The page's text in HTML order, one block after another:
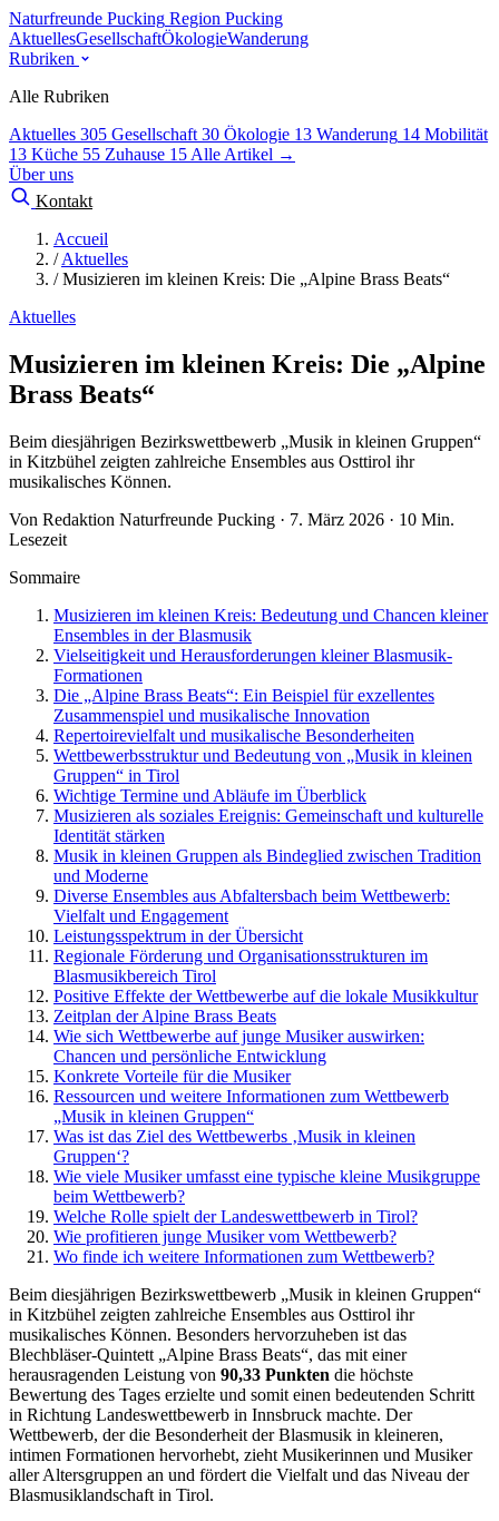
Naturfreunde Pucking Region Pucking
AktuellesGesellschaftÖkologieWanderung
Rubriken
Alle Rubriken
Aktuelles 305 Gesellschaft 30 Ökologie 13 Wanderung 14 Mobilität
13 Küche 55 Zuhause 15 Alle Artikel →
Über uns
Kontakt
Accueil
/ Aktuelles
/ Musizieren im kleinen Kreis: Die „Alpine Brass Beats“
Aktuelles
Musizieren im kleinen Kreis: Die „Alpine
Brass Beats“
Beim diesjährigen Bezirkswettbewerb „Musik in kleinen Gruppen“
in Kitzbühel zeigten zahlreiche Ensembles aus Osttirol ihr
musikalisches Können.
Von Redaktion Naturfreunde Pucking · 7. März 2026 · 10 Min.
Lesezeit
Sommaire
Musizieren im kleinen Kreis: Bedeutung und Chancen kleiner
Ensembles in der Blasmusik
Vielseitigkeit und Herausforderungen kleiner Blasmusik-
Formationen
Die „Alpine Brass Beats“: Ein Beispiel für exzellentes
Zusammenspiel und musikalische Innovation
Repertoirevielfalt und musikalische Besonderheiten
Wettbewerbsstruktur und Bedeutung von „Musik in kleinen
Gruppen“ in Tirol
Wichtige Termine und Abläufe im Überblick
Musizieren als soziales Ereignis: Gemeinschaft und kulturelle
Identität stärken
Musik in kleinen Gruppen als Bindeglied zwischen Tradition
und Moderne
Diverse Ensembles aus Abfaltersbach beim Wettbewerb:
Vielfalt und Engagement
Leistungsspektrum in der Übersicht
Regionale Förderung und Organisationsstrukturen im
Blasmusikbereich Tirol
Positive Effekte der Wettbewerbe auf die lokale Musikkultur
Zeitplan der Alpine Brass Beats
Wie sich Wettbewerbe auf junge Musiker auswirken:
Chancen und persönliche Entwicklung
Konkrete Vorteile für die Musiker
Ressourcen und weitere Informationen zum Wettbewerb
„Musik in kleinen Gruppen“
Was ist das Ziel des Wettbewerbs ‚Musik in kleinen
Gruppen‘?
Wie viele Musiker umfasst eine typische kleine Musikgruppe
beim Wettbewerb?
Welche Rolle spielt der Landeswettbewerb in Tirol?
Wie profitieren junge Musiker vom Wettbewerb?
Wo finde ich weitere Informationen zum Wettbewerb?
Beim diesjährigen Bezirkswettbewerb „Musik in kleinen Gruppen“
in Kitzbühel zeigten zahlreiche Ensembles aus Osttirol ihr
musikalisches Können. Besonders hervorzuheben ist das
Blechbläser-Quintett „Alpine Brass Beats“, das mit einer
herausragenden Leistung von 90,33 Punkten die höchste
Bewertung des Tages erzielte und somit einen bedeutenden Schritt
in Richtung Landeswettbewerb in Innsbruck machte. Der
Wettbewerb, der die Besonderheit der Blasmusik in kleineren,
intimen Formationen hervorhebt, zieht Musikerinnen und Musiker
aller Altersgruppen an und fördert die Vielfalt und das Niveau der
Blasmusiklandschaft in Tirol.